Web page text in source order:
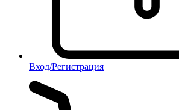
Вход/Регистрация